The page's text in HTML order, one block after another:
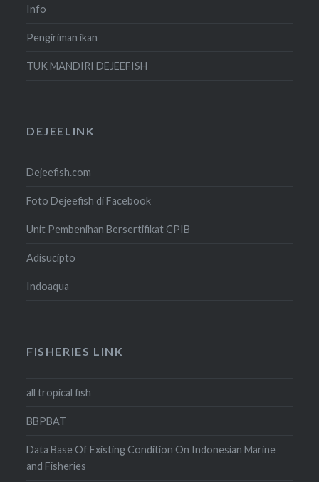
Info
Pengiriman ikan
TUK MANDIRI DEJEEFISH
DEJEELINK
Dejeefish.com
Foto Dejeefish di Facebook
Unit Pembenihan Bersertifikat CPIB
Adisucipto
Indoaqua
FISHERIES LINK
all tropical fish
BBPBAT
Data Base Of Existing Condition On Indonesian Marine
and Fisheries